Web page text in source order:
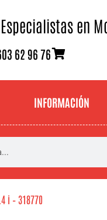
Especialistas en
62 96 76
INFORMACIÓN
i – 318770